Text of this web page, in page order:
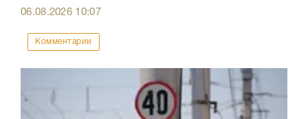
06.08.2026 10:07
Комментарии